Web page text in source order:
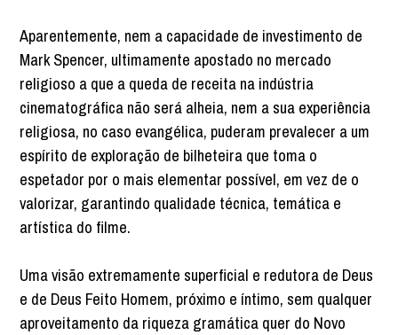
Aparentemente, nem a capacidade de investimento de
Mark Spencer, ultimamente apostado no mercado
religioso a que a queda de receita na indústria
cinematográfica não será alheia, nem a sua experiência
religiosa, no caso evangélica, puderam prevalecer a um
espírito de exploração de bilheteira que toma o
espetador por o mais elementar possível, em vez de o
valorizar, garantindo qualidade técnica, temática e
artística do filme.
Uma visão extremamente superficial e redutora de Deus
e de Deus Feito Homem, próximo e íntimo, sem qualquer
aproveitamento da riqueza gramática quer do Novo